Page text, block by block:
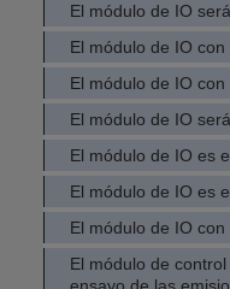
El módulo de IO
El módulo de IO
El módulo de IO
El módulo de IO
El módulo de IO es
El módulo de IO es
El módulo de IO
El módulo de